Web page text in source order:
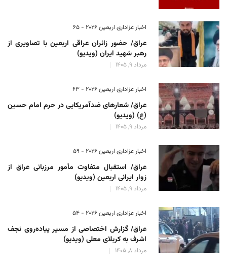
اخبار عزاداری اربعین ۲۰۲۶ - 65
عراق/ حضور زائران عراقی اربعین با تصاویری از
رهبر شهید ایران (ویدیو)
مرداد 9, 1405
اخبار عزاداری اربعین ۲۰۲۶ - 63
عراق/ شعارهای ضدآمریکایی در حرم امام حسین
(ع) (ویدیو)
مرداد 9, 1405
اخبار عزاداری اربعین ۲۰۲۶ - 59
عراق/ استقبال متفاوت مأمور مرزبانی عراق از
زوار ایرانی اربعین (ویدیو)
مرداد 9, 1405
اخبار عزاداری اربعین ۲۰۲۶ - 54
عراق/ گزارش اختصاصی از مسیر پیاده‌روی نجف
اشرف به کربلای معلی (ویدیو)
مرداد 8, 1405